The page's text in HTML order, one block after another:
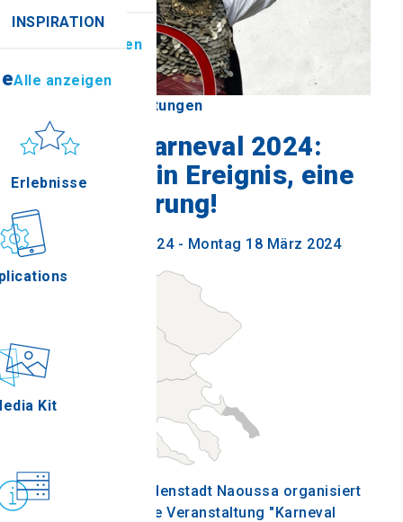
Gastronomie
Ereignisse
Alle anzeigen
get there
Kit
INSPIRATION
Alle anzeigen
Erlebnisse
Zurück zu Veranstaltungen
Naoussa - Karneval 2024:
Eine Stadt, ein Ereignis, eine
Lebenserfahrung!
Donnerstag 7 März 2024 - Montag 18 März 2024
Die Gemeinde der Heldenstadt Naoussa organisiert
vom 7. bis 18. März die Veranstaltung "Karneval